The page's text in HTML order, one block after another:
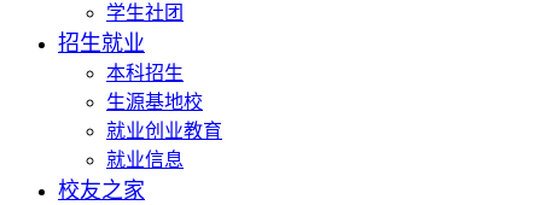
学生社团
招生就业
本科招生
生源基地校
就业创业教育
就业信息
校友之家